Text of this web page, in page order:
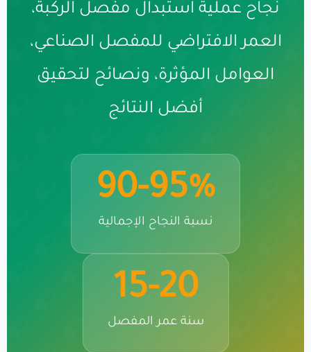
نجاح عملية استبدال مفصل الركبة،
العمر الافتراضي للمفصل الصناعي،
العوامل المؤثرة، ونصائح لتحقيق
أفضل النتائج
90-95%
نسبة النجاح الإجمالية
15-20
سنة عمر المفصل